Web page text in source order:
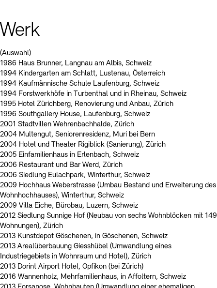
Werk
(Auswahl)
1986 Haus Brunner, Langnau am Albis, Schweiz
1994 Kindergarten am Schlatt, Lustenau, Österreich
1994 Kaufmännische Schule Laufenburg, Schweiz
1994 Forstwerkhöfe in Turbenthal und in Rheinau, Schweiz
1995 Hotel Zürichberg, Renovierung und Anbau, Zürich
1996 Southgallery House, Laufenburg, Schweiz
2001 Stadtvillen Wehrenbachhalde, Zürich
2004 Multengut, Seniorenresidenz, Muri bei Bern
2004 Hotel und Theater Rigiblick (Sanierung), Zürich
2005 Einfamilienhaus in Erlenbach, Schweiz
2006 Restaurant und Bar Werd, Zürich
2006 Siedlung Eulachpark, Winterthur, Schweiz
2009 Hochhaus Weberstrasse (Umbau Bestand und Erweiterung des
Wohnhochhauses), Winterthur, Schweiz
2009 Villa Eiche, Bürobau, Luzern, Schweiz
2012 Siedlung Sunnige Hof (Neubau von sechs Wohnblöcken mit 149
Wohnungen), Zürich
2013 Kunstdepot Göschenen, in Göschenen, Schweiz
2013 Arealüberbauung Giesshübel (Umwandlung eines
Industriegebiets in Wohnraum und Hotel), Zürich
2013 Dorint Airport Hotel, Opfikon (bei Zürich)
2016 Wannenholz, Mehrfamilienhaus, in Affoltern, Schweiz